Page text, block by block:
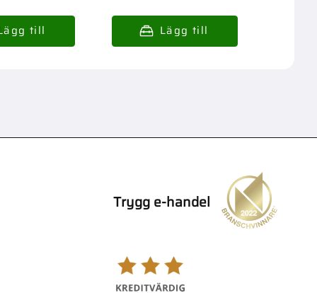
Trygg e-handel